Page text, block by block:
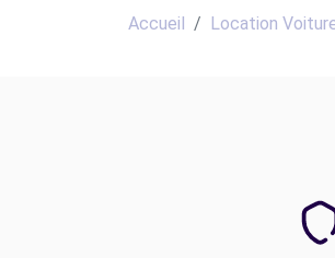
Accueil Location